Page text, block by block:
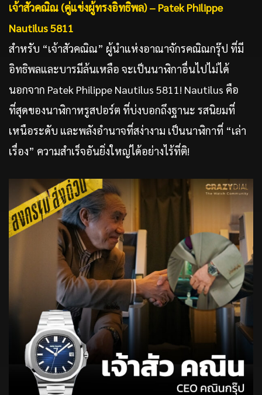
เจ้าสัวคณิณ (คู่แข่งผู้ทรงอิทธิพล) – Patek Philippe
Nautilus 5811
สำหรับ “เจ้าสัวคณิณ” ผู้นำแห่งอาณาจักรคณิณกรุ๊ป ที่มี
อิทธิพลและบารมีล้นเหลือ จะเป็นนาฬิกาอื่นไปไม่ได้
นอกจาก Patek Philippe Nautilus 5811! Nautilus คือ
ที่สุดของนาฬิกาหรูสปอร์ต ที่บ่งบอกถึงฐานะ รสนิยมที่
เหนือระดับ และพลังอำนาจที่สง่างาม เป็นนาฬิกาที่ “เล่า
เรื่อง” ความสำเร็จอันยิ่งใหญ่ได้อย่างไร้ที่ติ!